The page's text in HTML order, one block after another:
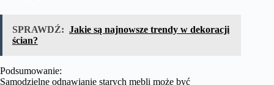
SPRAWDŹ: Jakie są najnowsze trendy w dekoracji
ścian?
Podsumowanie:
Samodzielne odnawianie starych mebli może być